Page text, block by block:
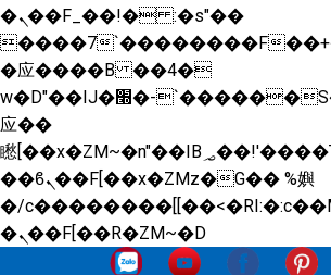
�ܢ��F_��!� :�s"��
����7`��������F
�应����B ��4�
w�D"��IJ�׭�-`������S��9�Dr�ji��EJ߅��gJ�
应��
矁[��x�ZM~�n"��IB؃��!'����Тѕ��+��(m��IK�ʭ�/|
��ϐܢ��F[��x�ZMz�G�� %嬩
�/
�ܢ��F[��R�ZM~�DSkip